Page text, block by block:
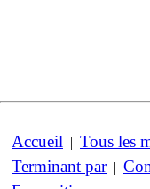
Accueil | Tous les
Terminant par|